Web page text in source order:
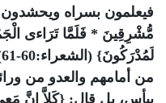
فيعلمون بسراه ويحشدون
مُّشْرِقِينَ * فَلَمَّا تَرَاءى
من أمامهم والعدو من